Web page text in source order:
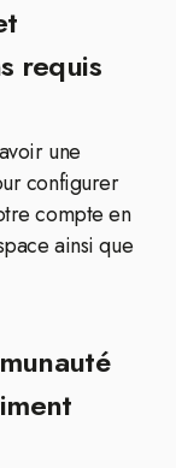
requis
une
configurer
compte en
ainsi que